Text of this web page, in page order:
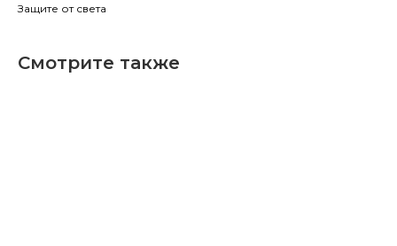
Защите от света
Смотрите также